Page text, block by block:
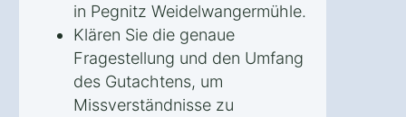
in Pegnitz Weidelwangermühle.
Klären Sie die genaue
Fragestellung und den Umfang
des Gutachtens, um
Missverständnisse zu